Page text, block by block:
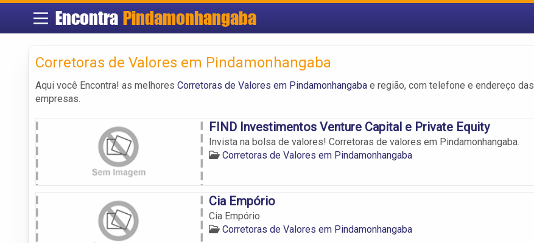
Encontra Pindamonhangaba
Corretoras de Valores em Pindamonhangaba
Aqui você Encontra! as melhores Corretoras de Valores em Pindamonhangaba e região, com telefone e endereço das
empresas.
FIND Investimentos Venture Capital e Private Equity
Invista na bolsa de valores! Corretoras de valores em Pindamonhangaba.
Corretoras de Valores em Pindamonhangaba
Cia Empório
Cia Empório
Corretoras de Valores em Pindamonhangaba